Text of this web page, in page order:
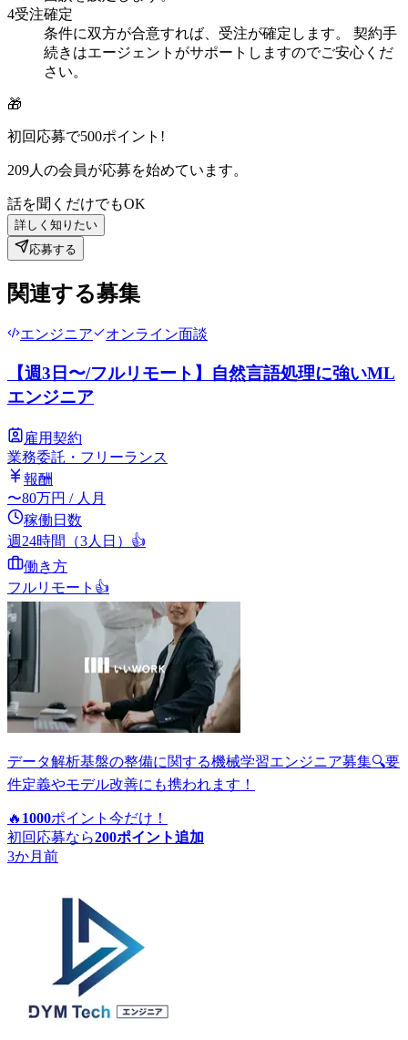
4受注確定
条件に双方が合意すれば、受注が確定します。 契約手
続きはエージェントがサポートしますのでご安心くだ
さい。
🎁
初回応募で500ポイント!
209人の会員が応募を始めています。
話を聞くだけでもOK
詳しく知りたい
応募する
関連する募集
エンジニア オンライン面談
【週3日〜/フルリモート】自然言語処理に強いML
エンジニア
雇用契約
業務委託・フリーランス
報酬
〜80万円 / 人月
稼働日数
週24時間（3人日） 👍
働き方
フルリモート 👍
データ解析基盤の整備に関する機械学習エンジニア募集🔍要
件定義やモデル改善にも携われます！
🔥 1000ポイント 今だけ！
初回応募なら200ポイント追加
3か月前